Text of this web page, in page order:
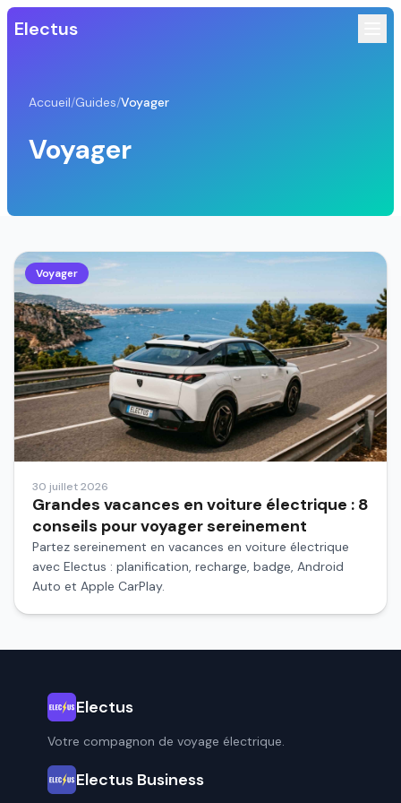
Electus
Accueil/Guides/Voyager
Voyager
Voyager
30 juillet 2026
Grandes vacances en voiture électrique : 8
conseils pour voyager sereinement
Partez sereinement en vacances en voiture électrique
avec Electus : planification, recharge, badge, Android
Auto et Apple CarPlay.
Electus
Votre compagnon de voyage électrique.
Electus Business